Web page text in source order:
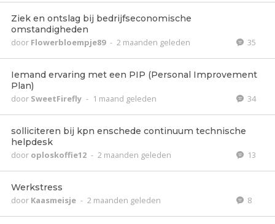
Ziek en ontslag bij bedrijfseconomische
omstandigheden
door Flowerbloempje89 - 2 maanden geleden 35
Iemand ervaring met een PIP (Personal Improvement
Plan)
door SweetFirefly - 1 maand geleden 34
solliciteren bij kpn enschede continuum technische
helpdesk
door oploskoffie12 - 2 maanden geleden 13
Werkstress
door Kaasmeisje - 2 maanden geleden 8